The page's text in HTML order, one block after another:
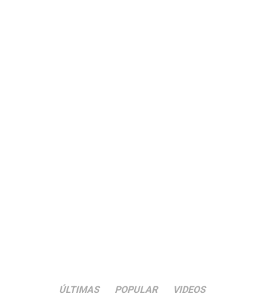
institucional.
ÚLTIMAS POPULAR VIDEOS